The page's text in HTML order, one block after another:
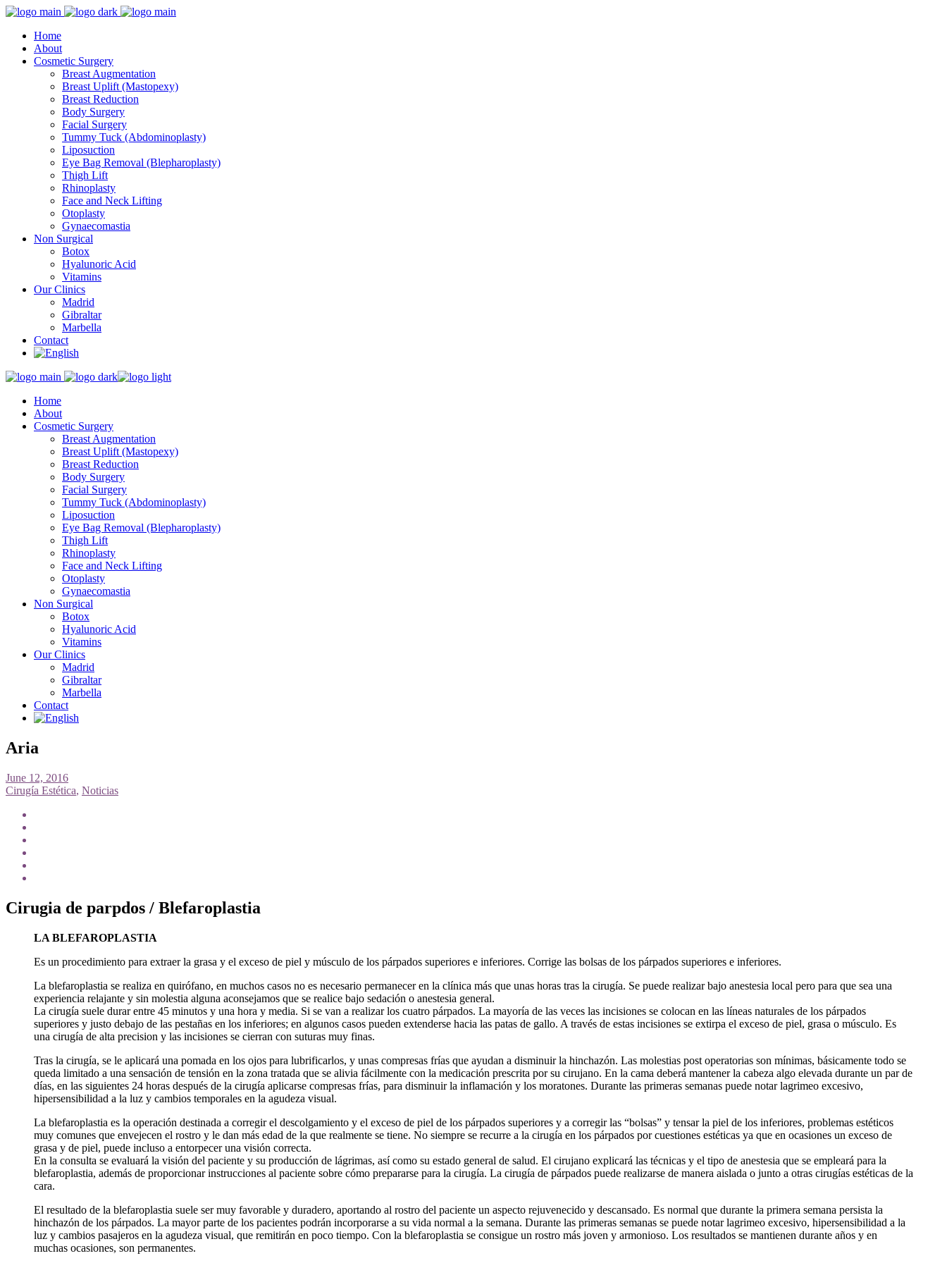
Home
About
Cosmetic Surgery
Breast Augmentation
Breast Uplift (Mastopexy)
Breast Reduction
Body Surgery
Facial Surgery
Tummy Tuck (Abdominoplasty)
Liposuction
Eye Bag Removal (Blepharoplasty)
Thigh Lift
Rhinoplasty
Face and Neck Lifting
Otoplasty
Gynaecomastia
Non Surgical
Botox
Hyalunoric Acid
Vitamins
Our Clinics
Madrid
Gibraltar
Marbella
Contact
Home
About
Cosmetic Surgery
Breast Augmentation
Breast Uplift (Mastopexy)
Breast Reduction
Body Surgery
Facial Surgery
Tummy Tuck (Abdominoplasty)
Liposuction
Eye Bag Removal (Blepharoplasty)
Thigh Lift
Rhinoplasty
Face and Neck Lifting
Otoplasty
Gynaecomastia
Non Surgical
Botox
Hyalunoric Acid
Vitamins
Our Clinics
Madrid
Gibraltar
Marbella
Contact
Aria
June 12, 2016
Cirugía Estética, Noticias
Cirugia de parpdos / Blefaroplastia
LA BLEFAROPLASTIA
Es un procedimiento para extraer la grasa y el exceso de piel y músculo de los párpados superiores e inferiores. Corrige las bolsas de los párpados superiores e inferiores.
La blefaroplastia se realiza en quirófano, en muchos casos no es necesario permanecer en la clínica más que unas horas tras la cirugía. Se puede realizar bajo anestesia local pero para que sea una
experiencia relajante y sin molestia alguna aconsejamos que se realice bajo sedación o anestesia general.
La cirugía suele durar entre 45 minutos y una hora y media. Si se van a realizar los cuatro párpados. La mayoría de las veces las incisiones se colocan en las líneas naturales de los párpados
superiores y justo debajo de las pestañas en los inferiores; en algunos casos pueden extenderse hacia las patas de gallo. A través de estas incisiones se extirpa el exceso de piel, grasa o músculo. Es
una cirugía de alta precision y las incisiones se cierran con suturas muy finas.
Tras la cirugía, se le aplicará una pomada en los ojos para lubrificarlos, y unas compresas frías que ayudan a disminuir la hinchazón. Las molestias post operatorias son mínimas, básicamente todo se
queda limitado a una sensación de tensión en la zona tratada que se alivia fácilmente con la medicación prescrita por su cirujano. En la cama deberá mantener la cabeza algo elevada durante un par de
días, en las siguientes 24 horas después de la cirugía aplicarse compresas frías, para disminuir la inflamación y los moratones. Durante las primeras semanas puede notar lagrimeo excesivo,
hipersensibilidad a la luz y cambios temporales en la agudeza visual.
La blefaroplastia es la operación destinada a corregir el descolgamiento y el exceso de piel de los párpados superiores y a corregir las “bolsas” y tensar la piel de los inferiores, problemas estéticos
muy comunes que envejecen el rostro y le dan más edad de la que realmente se tiene. No siempre se recurre a la cirugía en los párpados por cuestiones estéticas ya que en ocasiones un exceso de
grasa y de piel, puede incluso a entorpecer una visión correcta.
En la consulta se evaluará la visión del paciente y su producción de lágrimas, así como su estado general de salud. El cirujano explicará las técnicas y el tipo de anestesia que se empleará para la
blefaroplastia, además de proporcionar instrucciones al paciente sobre cómo prepararse para la cirugía. La cirugía de párpados puede realizarse de manera aislada o junto a otras cirugías estéticas de la
cara.
El resultado de la blefaroplastia suele ser muy favorable y duradero, aportando al rostro del paciente un aspecto rejuvenecido y descansado. Es normal que durante la primera semana persista la
hinchazón de los párpados. La mayor parte de los pacientes podrán incorporarse a su vida normal a la semana. Durante las primeras semanas se puede notar lagrimeo excesivo, hipersensibilidad a la
luz y cambios pasajeros en la agudeza visual, que remitirán en poco tiempo. Con la blefaroplastia se consigue un rostro más joven y armonioso. Los resultados se mantienen durante años y en
muchas ocasiones, son permanentes.